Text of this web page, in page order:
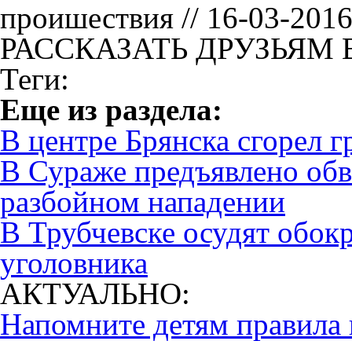
проишествия // 16-03-2016
РАССКАЗАТЬ ДРУЗЬЯМ
Теги:
Eще из раздела:
В центре Брянска сгорел
В Сураже предъявлено
разбойном нападении
В Трубчевске осудят
уголовника
АКТУАЛЬНО:
Напомните детям правила